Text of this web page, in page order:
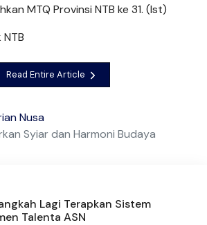
MTQ Provinsi NTB ke 31. (Ist)
Read Entire Article
Nusa
Syiar dan Harmoni Budaya
Lagi Terapkan Sistem
Talenta ASN